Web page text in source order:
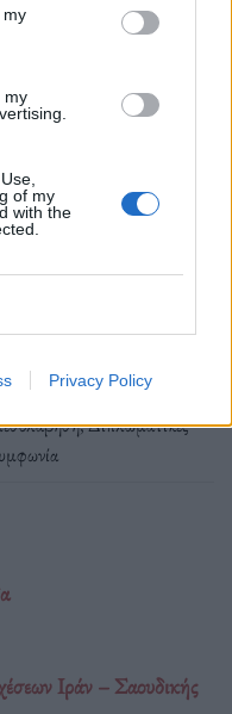
my
my
of my
with the
Privacy Policy
συμφωνία
σε αμφισβήτηση την
,Διπλωματικές
Ιράν – Σαουδικής